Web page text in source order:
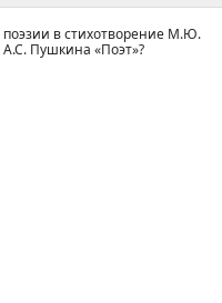
в стихотворение М.Ю.
Пушкина «Поэт»?